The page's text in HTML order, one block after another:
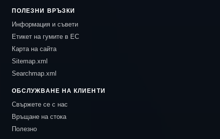
ПОЛЕЗНИ ВРЪЗКИ
Информация и съвети
Етикет на гумите в ЕС
Карта на сайта
Sitemap.xml
Searchmap.xml
ОБСЛУЖВАНЕ НА КЛИЕНТИ
Свържете се с нас
Връщане на стока
Полезно